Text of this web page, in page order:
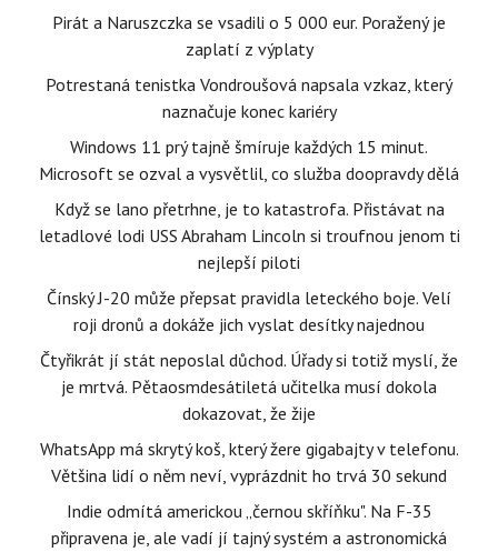
Pirát a Naruszczka se vsadili o 5 000 eur. Poražený je
zaplatí z výplaty
Potrestaná tenistka Vondroušová napsala vzkaz, který
naznačuje konec kariéry
Windows 11 prý tajně šmíruje každých 15 minut.
Microsoft se ozval a vysvětlil, co služba doopravdy dělá
Když se lano přetrhne, je to katastrofa. Přistávat na
letadlové lodi USS Abraham Lincoln si troufnou jenom ti
nejlepší piloti
Čínský J-20 může přepsat pravidla leteckého boje. Velí
roji dronů a dokáže jich vyslat desítky najednou
Čtyřikrát jí stát neposlal důchod. Úřady si totiž myslí, že
je mrtvá. Pětaosmdesátiletá učitelka musí dokola
dokazovat, že žije
WhatsApp má skrytý koš, který žere gigabajty v telefonu.
Většina lidí o něm neví, vyprázdnit ho trvá 30 sekund
Indie odmítá americkou „černou skříňku". Na F-35
připravena je, ale vadí jí tajný systém a astronomická